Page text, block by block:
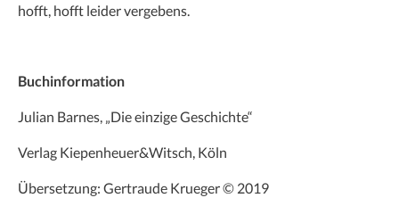
hofft, hofft leider vergebens.
Buchinformation
Julian Barnes, „Die einzige Geschichte“
Verlag Kiepenheuer&Witsch, Köln
Übersetzung: Gertraude Krueger © 2019